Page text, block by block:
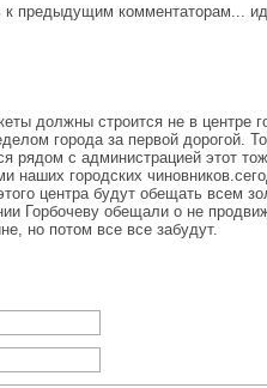
к предыдущим комментаторам...
должны строится не в центре
города за первой дорогой.
рядом с администрацией этот
наших городских
центра будут обещать всем
Горбочеву обещали о не
но потом все все забудут.